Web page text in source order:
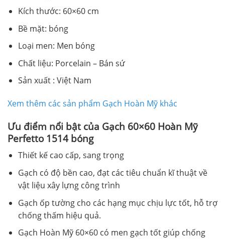
Kích thước: 60×60 cm
Bề mặt: bóng
Loại men: Men bóng
Chất liệu: Porcelain – Bán sứ
Sản xuất : Việt Nam
Xem thêm các sản phẩm Gạch Hoàn Mỹ khác
Ưu điểm nổi bật của Gạch 60×60 Hoàn Mỹ
Perfetto 1514 bóng
Thiết kế cao cấp, sang trọng
Gạch có độ bền cao, đạt các tiêu chuẩn kĩ thuật về
vật liệu xây lựng công trình
Gạch ốp tường cho các hạng mục chịu lực tốt, hỗ trợ
chống thấm hiệu quả.
Gạch Hoàn Mỹ 60×60 có men gạch tốt giúp chống